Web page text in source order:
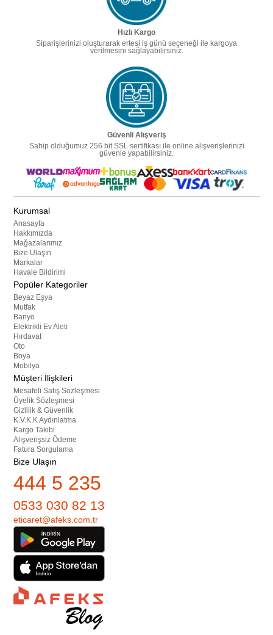
Hızlı Kargo
Siparişlerinizi oluşturarak ertesi iş günü seçeneği ile kargoya
verilmesini sağlayabilirsiniz.
Güvenli Alışveriş
Sahip olduğumuz 256 bit SSL sertifikası ile online alışverişlerinizi
güvenle yapabilirsiniz.
Kurumsal
Anasayfa
Hakkımızda
Mağazalarımız
Bize Ulaşın
Markalar
Havale Bildirimi
Popüler Kategoriler
Beyaz Eşya
Mutfak
Banyo
Elektrikli Ev Aleti
Hırdavat
Oto
Boya
Mobilya
Müşteri İlişkileri
Mesafeli Satış Sözleşmesi
Üyelik Sözleşmesi
Gizlilik & Güvenlik
K.V.K.K Aydınlatma
Kargo Takibi
Alışverişsiz Ödeme
Fatura Sorgulama
Bize Ulaşın
444 5 235
0533 030 82 13
eticaret@afeks.com.tr